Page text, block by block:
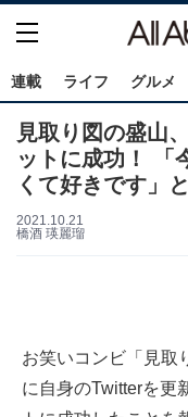
連載 ライフ グルメ
見取り図の盛山
ットに成功！ 「
くて好きです」
2021.10.21
橋酒 瑛麗瑠
お笑いコンビ「見取
に自身のTwitterを更